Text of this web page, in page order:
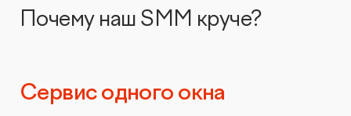
Почему наш SMM круче?
Сервис одного окна